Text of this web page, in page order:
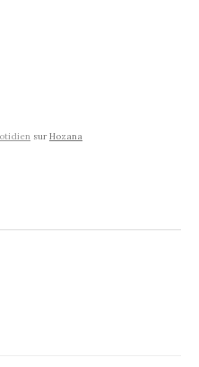
surHozana